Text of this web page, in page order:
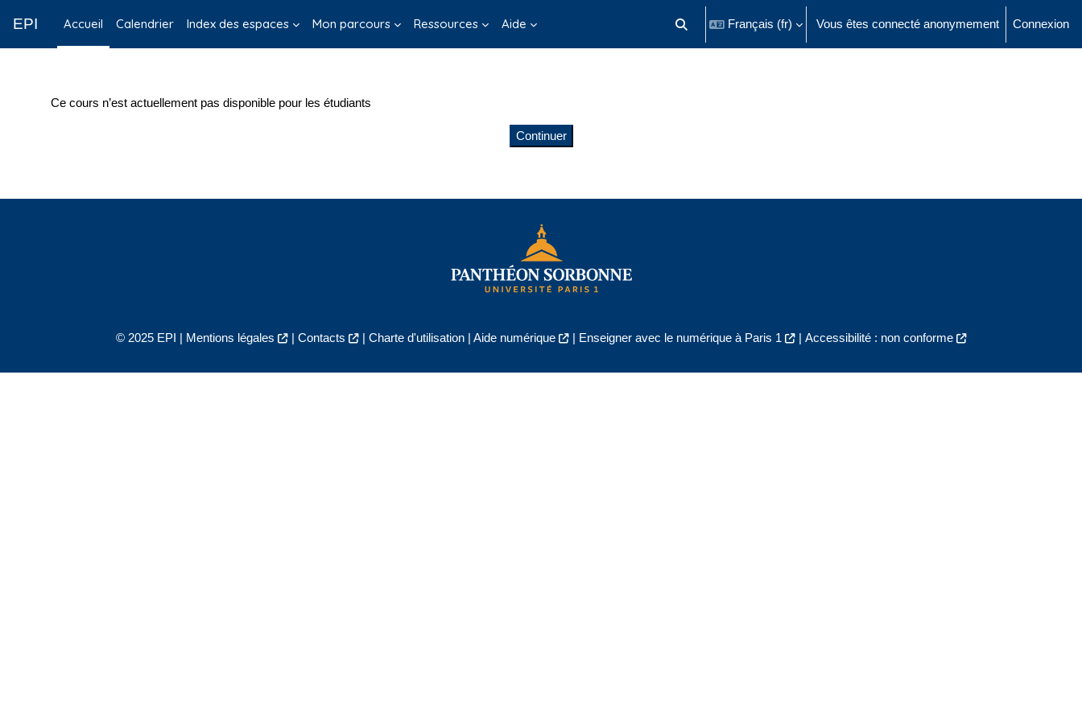
EPI Accueil Calendrier Index des espaces Mon parcours Ressources Aide Activer/désactiver la saisie de recherche
Français ‎(fr)‎ Vous êtes connecté anonymement Connexion
Ce cours n’est actuellement pas disponible pour les étudiants
Continuer
© 2025 EPI | Mentions légales | Contacts | Charte d'utilisation| Aide numérique | Enseigner avec le numérique à Paris 1 | Accessibilité : non conforme